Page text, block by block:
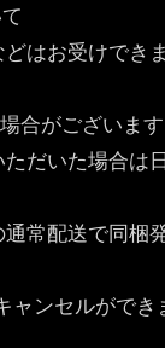
はお受けでき
合がございます
だいた場合は
常配送で同梱
ンセルができ